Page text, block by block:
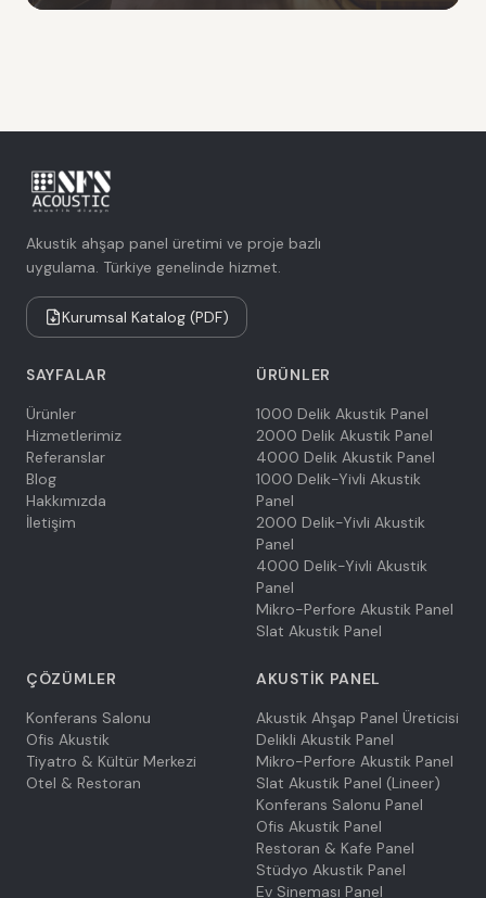
Akustik ahşap panel üretimi ve proje bazlı
uygulama. Türkiye genelinde hizmet.
Kurumsal Katalog (PDF)
SAYFALAR
Ürünler
Hizmetlerimiz
Referanslar
Blog
Hakkımızda
İletişim
ÜRÜNLER
1000 Delik Akustik Panel
2000 Delik Akustik Panel
4000 Delik Akustik Panel
1000 Delik-Yivli Akustik
Panel
2000 Delik-Yivli Akustik
Panel
4000 Delik-Yivli Akustik
Panel
Mikro-Perfore Akustik Panel
Slat Akustik Panel
ÇÖZÜMLER
Konferans Salonu
Ofis Akustik
Tiyatro & Kültür Merkezi
Otel & Restoran
AKUSTIK PANEL
Akustik Ahşap Panel Üreticisi
Delikli Akustik Panel
Mikro-Perfore Akustik Panel
Slat Akustik Panel (Lineer)
Konferans Salonu Panel
Ofis Akustik Panel
Restoran & Kafe Panel
Stüdyo Akustik Panel
Ev Sineması Panel